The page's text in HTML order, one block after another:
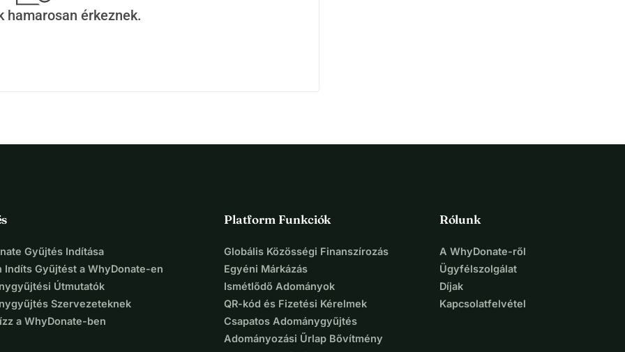
hamarosan érkeznek.
Gyűjtés Indítása
Indíts Gyűjtést a WhyDonate-en
Útmutatók
Szervezeteknek
a WhyDonate-ben
Platform Funkciók
Globális Közösségi Finanszírozás
Egyéni Márkázás
Ismétlődő Adományok
QR-kód és Fizetési Kérelmek
Csapatos Adománygyűjtés
Adományozási Űrlap Bővítmény
Rólunk
A WhyDonate-ről
Ügyfélszolgálat
Díjak
Kapcsolatfelvétel